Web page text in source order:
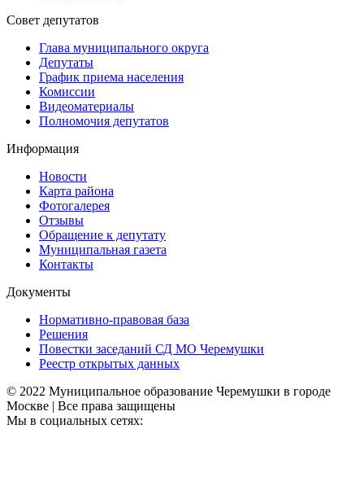
Совет депутатов
Глава муниципального округа
Депутаты
График приема населения
Комиссии
Видеоматериалы
Полномочия депутатов
Информация
Новости
Карта района
Фотогалерея
Отзывы
Обращение к депутату
Муниципальная газета
Контакты
Документы
Нормативно-правовая база
Решения
Повестки заседаний СД МО Черемушки
Реестр открытых данных
© 2022 Муниципальное образование Черемушки в городе
Москве | Все права защищены
Мы в социальных сетях: